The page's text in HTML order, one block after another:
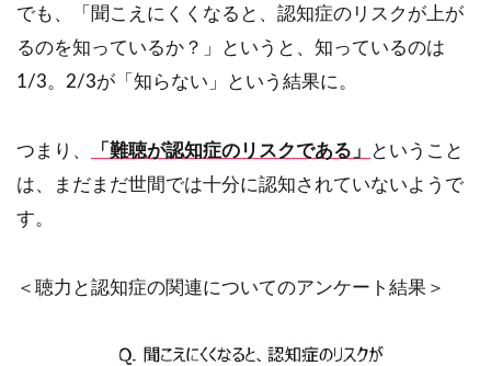
でも、「聞こえにくくなると、認知症のリスクが上が
るのを知っているか？」というと、知っているのは
1/3。2/3が「知らない」という結果に。
つまり、 「難聴が認知症のリスクである」
ということ
は、まだまだ世間では十分に認知されていないようで
す。
＜聴力と認知症の関連についてのアンケート結果＞